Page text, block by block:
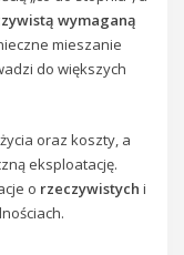
wymaganą
mieszanie
do większych
oraz koszty, a
eksploatację.
o rzeczywistych i